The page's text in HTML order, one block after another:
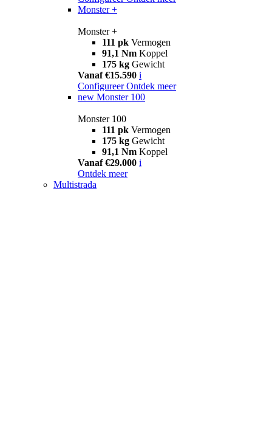
Monster +
Monster +
111 pk Vermogen
91,1 Nm Koppel
175 kg Gewicht
Vanaf €15.590 i
Configureer Ontdek meer
new Monster 100
Monster 100
111 pk Vermogen
175 kg Gewicht
91,1 Nm Koppel
Vanaf €29.000 i
Ontdek meer
Multistrada